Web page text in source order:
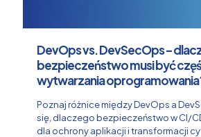
DevOps vs. DevSecOps –
bezpieczeństwo musi być
wytwarzania
Poznaj różnice między DevOps a
się, dlaczego bezpieczeństwo w CI/
dla ochrony aplikacji i transformacji